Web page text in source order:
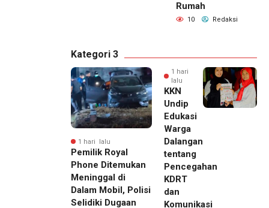
Rumah
10 Redaksi
Kategori 3
1 hari lalu
Pemilik Royal
Phone Ditemukan
Meninggal di
Dalam Mobil, Polisi
Selidiki Dugaan
1 hari
lalu
KKN
Undip
Edukasi
Warga
Dalangan
tentang
Pencegahan
KDRT
dan
Komunikasi